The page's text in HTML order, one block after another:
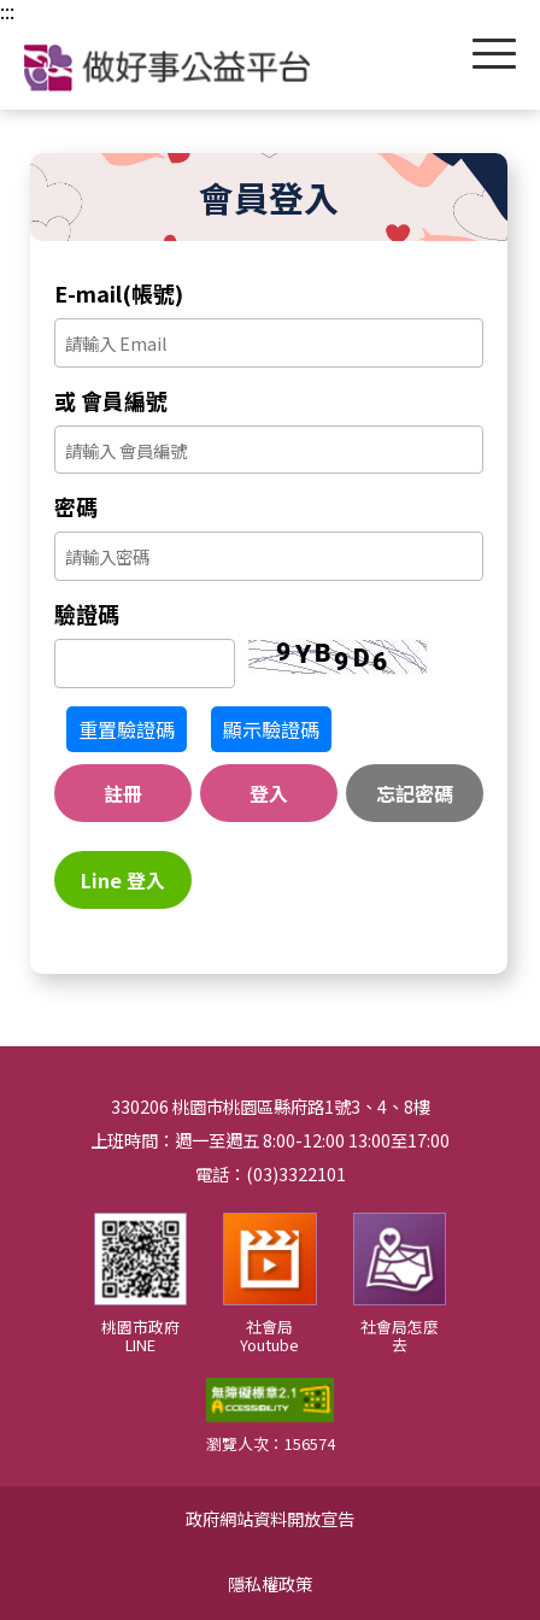
跳到主要內容區塊
:::
會員登入
E-mail(帳號)
或 會員編號
密碼
驗證碼
重置驗證碼 顯示驗證碼
註冊 登入 忘記密碼
Line 登入
330206 桃園市桃園區縣府路1號3、4、8樓
上班時間：週一至週五 8:00-12:00 13:00至17:00
電話：(03)3322101
桃園市政府
LINE
社會局
Youtube
社會局怎麼
去
瀏覽人次：156574
政府網站資料開放宣告
隱私權政策